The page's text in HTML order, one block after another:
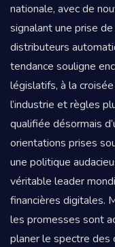
nationale, avec de
signalant une prise
distributeurs
tendance souligne
législatifs, à la
l’industrie et règles
qualifiée désormais
orientations prises
une politique
véritable leader
financières digitales.
les promesses sont
planer le spectre des